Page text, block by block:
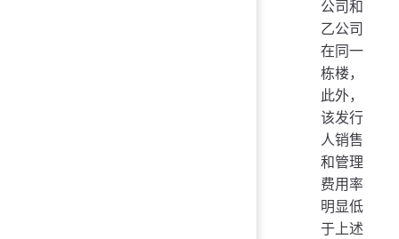
公司和
乙公司
在同一
栋楼，
此外，
该发行
人销售
和管理
费用率
明显低
于上述